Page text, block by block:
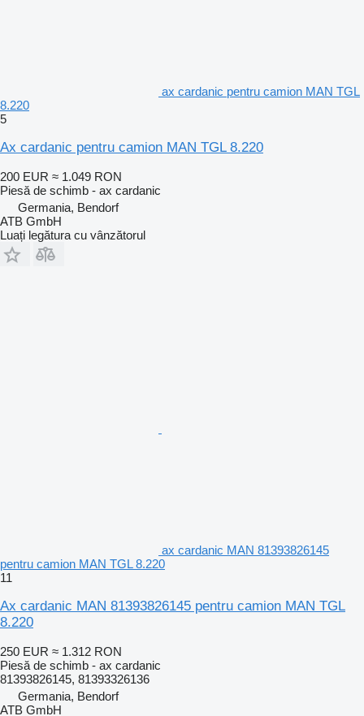
ax cardanic pentru camion MAN TGL
8.220
5
Ax cardanic pentru camion MAN TGL 8.220
200 EUR ≈ 1.049 RON
Piesă de schimb - ax cardanic
Germania, Bendorf
ATB GmbH
Luați legătura cu vânzătorul
ax cardanic MAN 81393826145
pentru camion MAN TGL 8.220
11
Ax cardanic MAN 81393826145 pentru camion MAN TGL
8.220
250 EUR ≈ 1.312 RON
Piesă de schimb - ax cardanic
81393826145, 81393326136
Germania, Bendorf
ATB GmbH